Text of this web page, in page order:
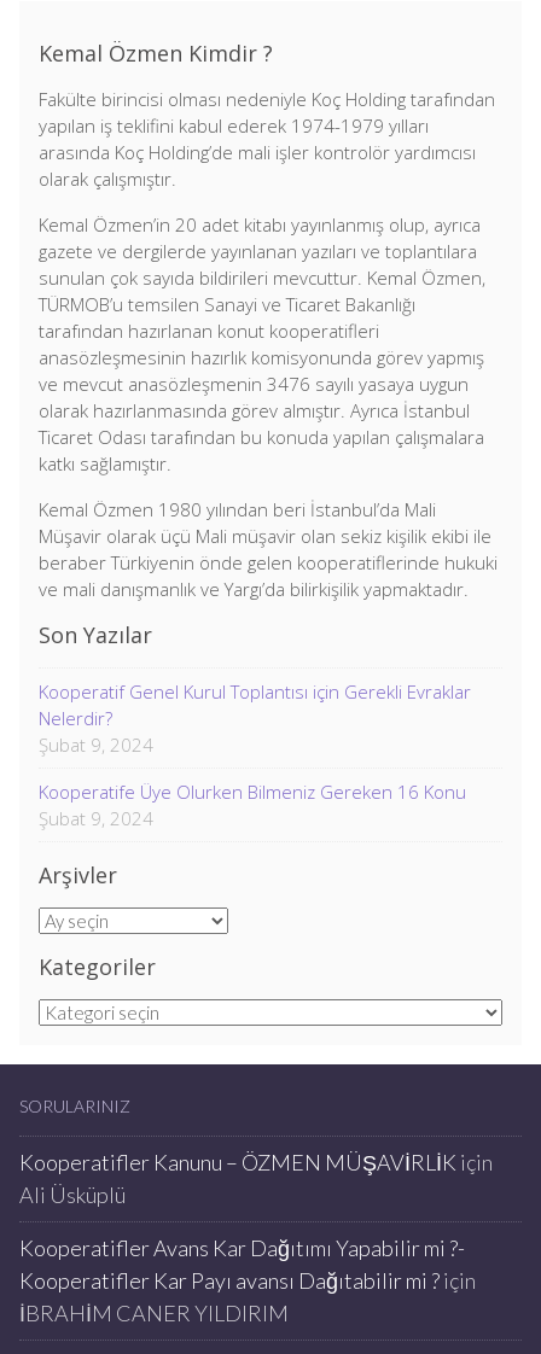
Kemal Özmen Kimdir ?
Fakülte birincisi olması nedeniyle Koç Holding tarafından
yapılan iş teklifini kabul ederek 1974-1979 yılları
arasında Koç Holding’de mali işler kontrolör yardımcısı
olarak çalışmıştır.
Kemal Özmen’in 20 adet kitabı yayınlanmış olup, ayrıca
gazete ve dergilerde yayınlanan yazıları ve toplantılara
sunulan çok sayıda bildirileri mevcuttur. Kemal Özmen,
TÜRMOB’u temsilen Sanayi ve Ticaret Bakanlığı
tarafından hazırlanan konut kooperatifleri
anasözleşmesinin hazırlık komisyonunda görev yapmış
ve mevcut anasözleşmenin 3476 sayılı yasaya uygun
olarak hazırlanmasında görev almıştır. Ayrıca İstanbul
Ticaret Odası tarafından bu konuda yapılan çalışmalara
katkı sağlamıştır.
Kemal Özmen 1980 yılından beri İstanbul’da Mali
Müşavir olarak üçü Mali müşavir olan sekiz kişilik ekibi ile
beraber Türkiyenin önde gelen kooperatiflerinde hukuki
ve mali danışmanlık ve Yargı’da bilirkişilik yapmaktadır.
Son Yazılar
Kooperatif Genel Kurul Toplantısı için Gerekli Evraklar
Nelerdir?
Şubat 9, 2024
Kooperatife Üye Olurken Bilmeniz Gereken 16 Konu
Şubat 9, 2024
Arşivler
Arşivler
Kategoriler
Kategoriler
SORULARINIZ
Kooperatifler Kanunu – ÖZMEN MÜŞAVİRLİK için
Ali Üsküplü
Kooperatifler Avans Kar Dağıtımı Yapabilir mi ?-
Kooperatifler Kar Payı avansı Dağıtabilir mi ?için
İBRAHİM CANER YILDIRIM